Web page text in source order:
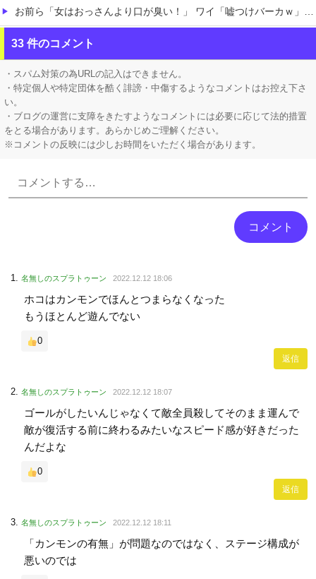
お前ら「女はおっさんより口が臭い！」 ワイ「嘘つけバーカｗ」⇒w
お前ら『ペルチェ素子の首ネッククーラー』使ったことあるか？
まだ墓石があるだけマシと見るべきか。今はもう合葬墓ばかり
33 件のコメント
・スパム対策の為URLの記入はできません。
・特定個人や特定団体を酷く誹謗・中傷するようなコメントはお控え下さ
い。
・ブログの運営に支障をきたすようなコメントには必要に応じて法的措置
をとる場合があります。あらかじめご理解ください。
※コメントの反映には少しお時間をいただく場合があります。
名無しのスプラトゥーン 2022.12.12 18:06
ホコはカンモンでほんとつまらなくなった
もうほとんど遊んでない
0
返信
名無しのスプラトゥーン 2022.12.12 18:07
ゴールがしたいんじゃなくて敵全員殺してそのまま運んで
敵が復活する前に終わるみたいなスピード感が好きだった
んだよな
0
返信
名無しのスプラトゥーン 2022.12.12 18:11
「カンモンの有無」が問題なのではなく、ステージ構成が
悪いのでは